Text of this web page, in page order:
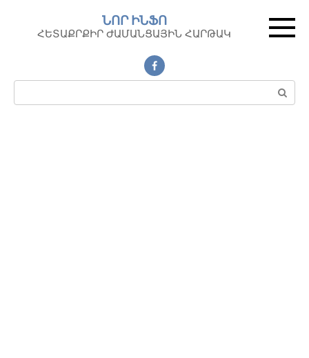
контенту
ՆՈՐ ԻՆՖՈ
ՀԵՏԱՔՐՔԻՐ ԺԱՄԱՆՑԱՅԻՆ ՀԱՐԹԱԿ
Поиск: